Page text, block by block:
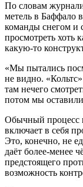
По словам
метель в Баффало
команды снегом и
просмотреть хоть
какую-то
«Мы пытались
не видно.
там нечего
потом мы
Обычный процесс
включает в себя
Это, конечно, не
даёт более-менее
предстоящего
возможность